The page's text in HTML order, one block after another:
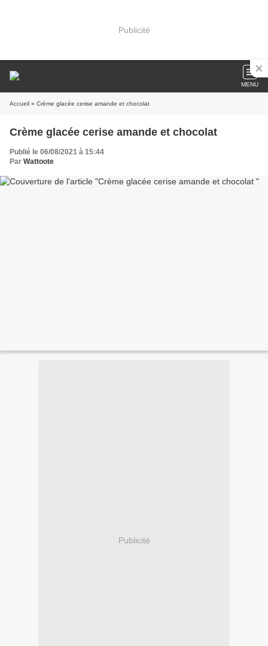
Publicité
MENU
Accueil » Crème glacée cerise amande et chocolat
Crème glacée cerise amande et chocolat
Publié le 06/08/2021 à 15:44
Par Wattoote
Publicité